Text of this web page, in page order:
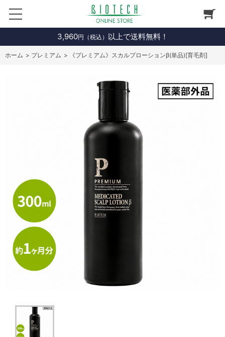
3,960円（税込） 以上で送料無料！
ホーム > プレミアム > 《プレミアム》スカルプローションβ(単品)[育毛剤]